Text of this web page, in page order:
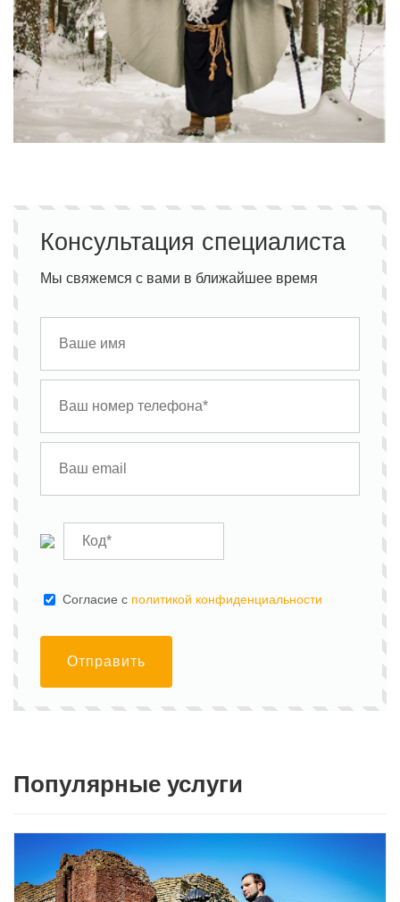
Консультация специалиста
Мы свяжемся с вами в ближайшее время
Cогласие с политикой конфиденциальности
Отправить
Популярные услуги